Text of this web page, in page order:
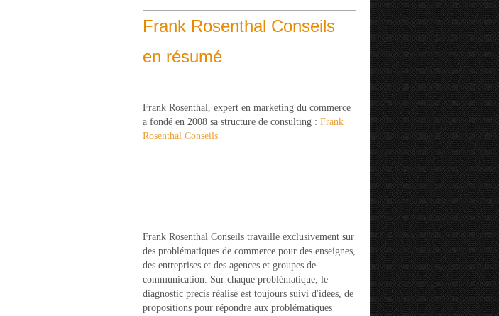
Frank Rosenthal Conseils
en résumé
Frank Rosenthal, expert en marketing du commerce
a fondé en 2008 sa structure de consulting : Frank
Rosenthal Conseils.
Frank Rosenthal Conseils travaille exclusivement sur
des problématiques de commerce pour des enseignes,
des entreprises et des agences et groupes de
communication. Sur chaque problématique, le
diagnostic précis réalisé est toujours suivi d'idées, de
propositions pour répondre aux problématiques